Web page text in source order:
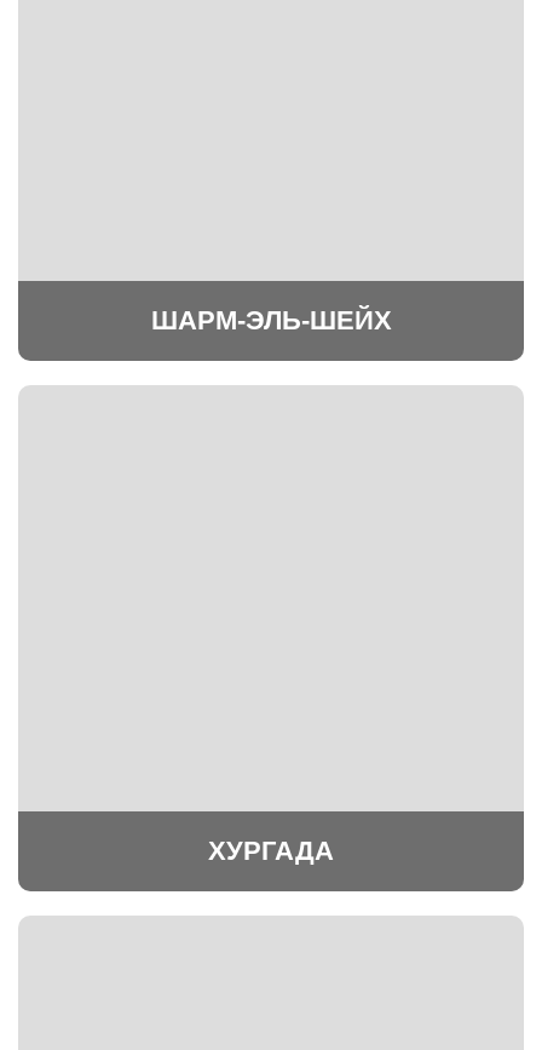
ШАРМ-ЭЛЬ-ШЕЙХ
ХУРГАДА